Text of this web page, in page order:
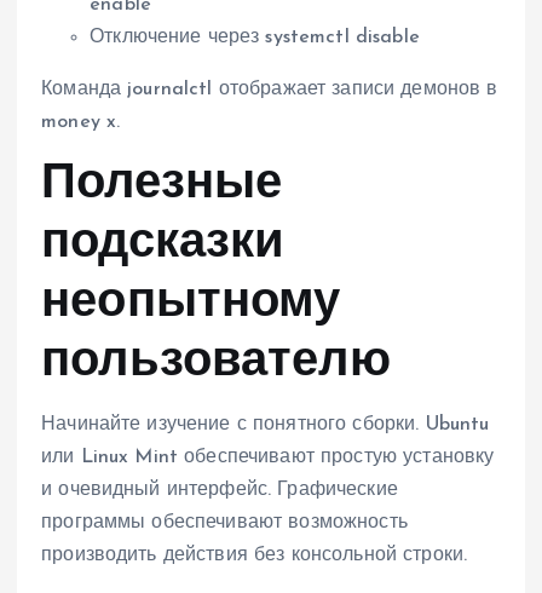
enable
Отключение через systemctl disable
Команда journalctl отображает записи демонов в
money x.
Полезные
подсказки
неопытному
пользователю
Начинайте изучение с понятного сборки. Ubuntu
или Linux Mint обеспечивают простую установку
и очевидный интерфейс. Графические
программы обеспечивают возможность
производить действия без консольной строки.